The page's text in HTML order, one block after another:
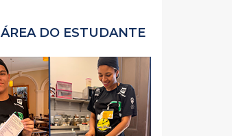
ÁREA DO ESTUDANTE